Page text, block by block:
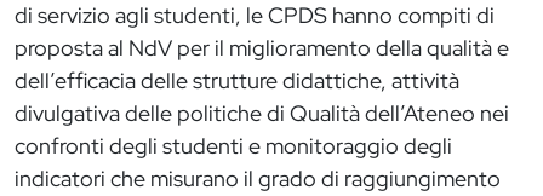
di servizio agli studenti, le CPDS hanno compiti di
proposta al NdV per il miglioramento della qualità e
dell’efficacia delle strutture didattiche, attività
divulgativa delle politiche di Qualità dell’Ateneo nei
confronti degli studenti e monitoraggio degli
indicatori che misurano il grado di raggiungimento